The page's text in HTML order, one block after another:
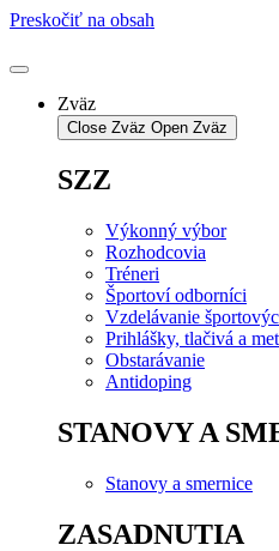
Preskočiť na obsah
Zväz
Close Zväz Open Zväz
SZZ
Výkonný výbor
Rozhodcovia
Tréneri
Športoví odborníci
Vzdelávanie
Prihlášky, tlačivá a
Obstarávanie
Antidoping
STANOVY A
Stanovy a smernice
ZASADNUTIA